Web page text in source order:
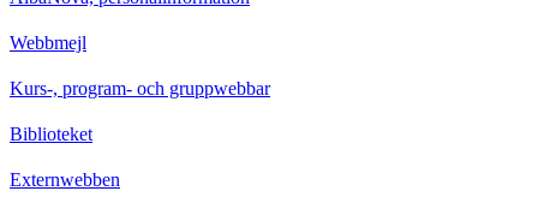
Webbmejl
Kurs-, program- och gruppwebbar
Biblioteket
Externwebben